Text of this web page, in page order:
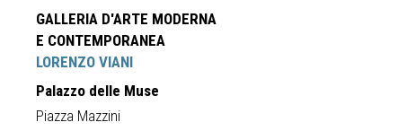
GALLERIA D'ARTE MODERNA
E CONTEMPORANEA
LORENZO VIANI
Palazzo delle Muse
Piazza Mazzini